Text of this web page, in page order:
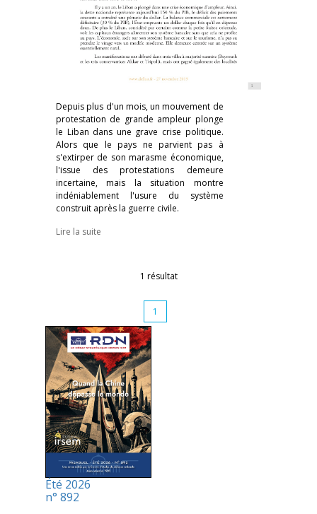
Depuis plus d'un mois, un mouvement de
protestation de grande ampleur plonge
le Liban dans une grave crise politique.
Alors que le pays ne parvient pas à
s'extirper de son marasme économique,
l'issue des protestations demeure
incertaine, mais la situation montre
indéniablement l'usure du système
construit après la guerre civile.
Lire la suite
1 résultat
1
Été 2026
n° 892